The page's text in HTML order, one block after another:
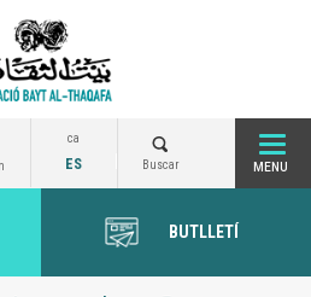
ca
ES Buscar
BUTLLETÍ